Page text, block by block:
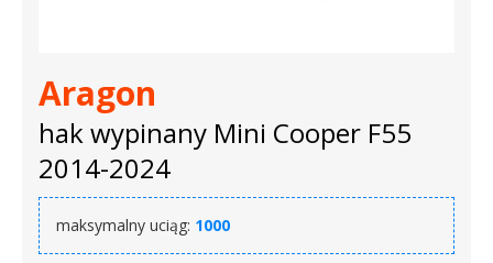
SPORTOWE
Turystyka
Przyczepy
samochodowe
Aragon
hak wypinany Mini Cooper F55
2014-2024
maksymalny uciąg: 1000